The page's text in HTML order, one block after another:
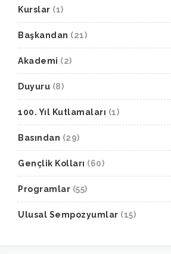
Kurslar (1)
Başkandan (21)
Akademi (2)
Duyuru (8)
100. Yıl Kutlamaları (1)
Basından (29)
Gençlik Kolları (60)
Programlar (55)
Ulusal Sempozyumlar (15)